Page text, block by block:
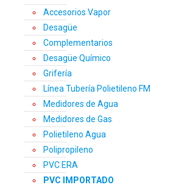
Accesorios Vapor
Desagüe
Complementarios
Desagüe Químico
Grifería
Línea Tubería Polietileno FM
Medidores de Agua
Medidores de Gas
Polietileno Agua
Polipropileno
PVC ERA
PVC IMPORTADO